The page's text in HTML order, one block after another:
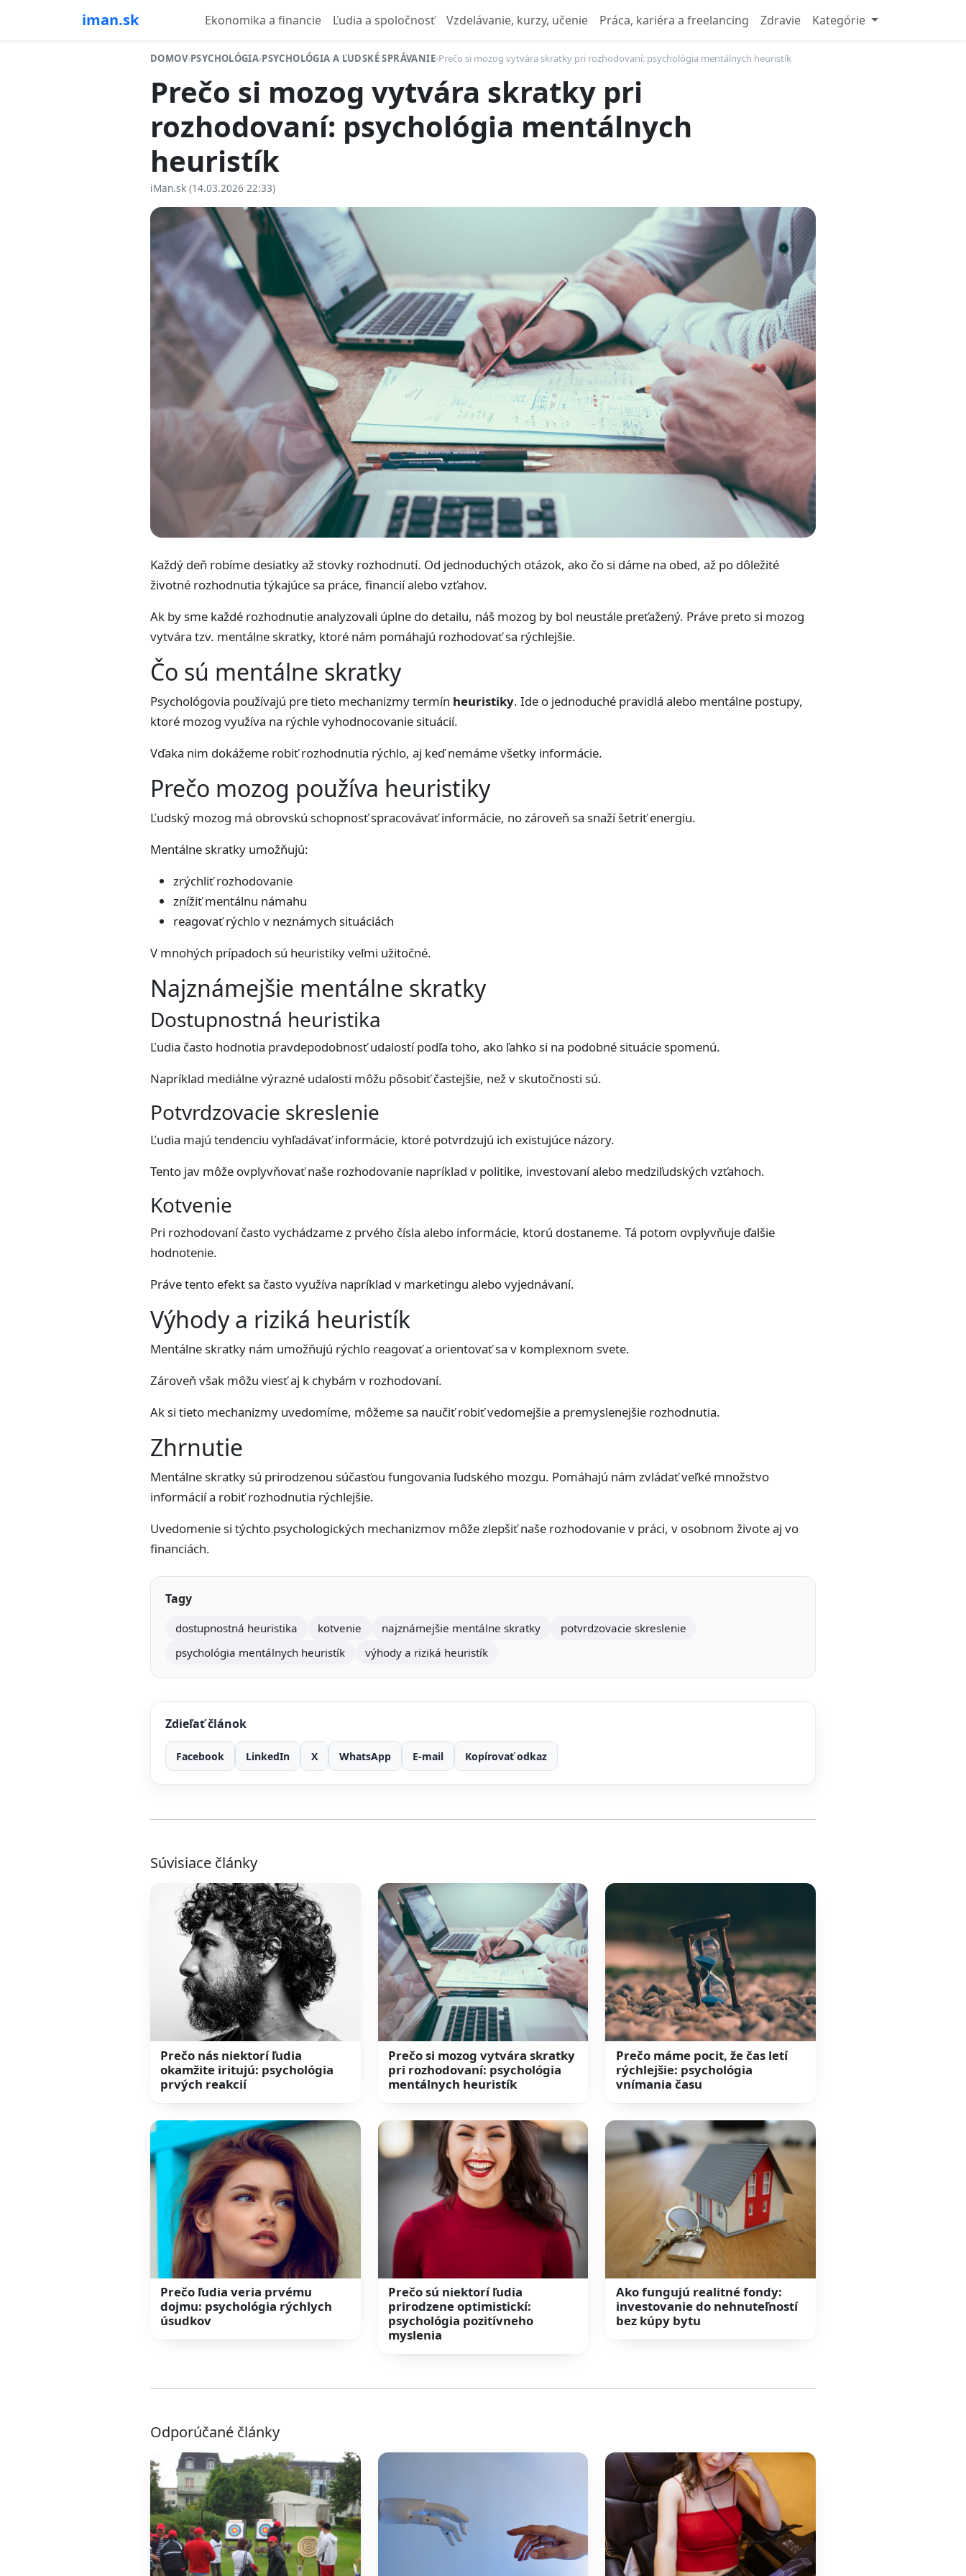
iman.sk Ekonomika a financie Ľudia a spoločnosť Vzdelávanie, kurzy, učenie Práca, kariéra a freelancing Zdravie Kategórie
DOMOV›PSYCHOLÓGIA›PSYCHOLÓGIA A ĽUDSKÉ SPRÁVANIE›Prečo si mozog vytvára skratky pri rozhodovaní: psychológia mentálnych heuristík
Prečo si mozog vytvára skratky pri
rozhodovaní: psychológia mentálnych
heuristík
iMan.sk (14.03.2026 22:33)
Každý deň robíme desiatky až stovky rozhodnutí. Od jednoduchých otázok, ako čo si dáme na obed, až po dôležité
životné rozhodnutia týkajúce sa práce, financií alebo vzťahov.
Ak by sme každé rozhodnutie analyzovali úplne do detailu, náš mozog by bol neustále preťažený. Práve preto si mozog
vytvára tzv. mentálne skratky, ktoré nám pomáhajú rozhodovať sa rýchlejšie.
Čo sú mentálne skratky
Psychológovia používajú pre tieto mechanizmy termín heuristiky. Ide o jednoduché pravidlá alebo mentálne postupy,
ktoré mozog využíva na rýchle vyhodnocovanie situácií.
Vďaka nim dokážeme robiť rozhodnutia rýchlo, aj keď nemáme všetky informácie.
Prečo mozog používa heuristiky
Ľudský mozog má obrovskú schopnosť spracovávať informácie, no zároveň sa snaží šetriť energiu.
Mentálne skratky umožňujú:
zrýchliť rozhodovanie
znížiť mentálnu námahu
reagovať rýchlo v neznámych situáciách
V mnohých prípadoch sú heuristiky veľmi užitočné.
Najznámejšie mentálne skratky
Dostupnostná heuristika
Ľudia často hodnotia pravdepodobnosť udalostí podľa toho, ako ľahko si na podobné situácie spomenú.
Napríklad mediálne výrazné udalosti môžu pôsobiť častejšie, než v skutočnosti sú.
Potvrdzovacie skreslenie
Ľudia majú tendenciu vyhľadávať informácie, ktoré potvrdzujú ich existujúce názory.
Tento jav môže ovplyvňovať naše rozhodovanie napríklad v politike, investovaní alebo medziľudských vzťahoch.
Kotvenie
Pri rozhodovaní často vychádzame z prvého čísla alebo informácie, ktorú dostaneme. Tá potom ovplyvňuje ďalšie
hodnotenie.
Práve tento efekt sa často využíva napríklad v marketingu alebo vyjednávaní.
Výhody a riziká heuristík
Mentálne skratky nám umožňujú rýchlo reagovať a orientovať sa v komplexnom svete.
Zároveň však môžu viesť aj k chybám v rozhodovaní.
Ak si tieto mechanizmy uvedomíme, môžeme sa naučiť robiť vedomejšie a premyslenejšie rozhodnutia.
Zhrnutie
Mentálne skratky sú prirodzenou súčasťou fungovania ľudského mozgu. Pomáhajú nám zvládať veľké množstvo
informácií a robiť rozhodnutia rýchlejšie.
Uvedomenie si týchto psychologických mechanizmov môže zlepšiť naše rozhodovanie v práci, v osobnom živote aj vo
financiách.
Tagy
dostupnostná heuristika kotvenie najznámejšie mentálne skratky
potvrdzovacie skreslenie
psychológia mentálnych heuristík
výhody a riziká heuristík
Zdieľať článok
Facebook LinkedIn X WhatsApp E-mail Kopírovať odkaz
Súvisiace články
Prečo nás niektorí ľudia
okamžite iritujú: psychológia
prvých reakcií
Prečo si mozog vytvára skratky
pri rozhodovaní: psychológia
mentálnych heuristík
Prečo máme pocit, že čas letí
rýchlejšie: psychológia
vnímania času
Prečo ľudia veria prvému
dojmu: psychológia rýchlych
úsudkov
Prečo sú niektorí ľudia
prirodzene optimistickí:
psychológia pozitívneho
myslenia
Ako fungujú realitné fondy:
investovanie do nehnuteľností
bez kúpy bytu
Odporúčané články